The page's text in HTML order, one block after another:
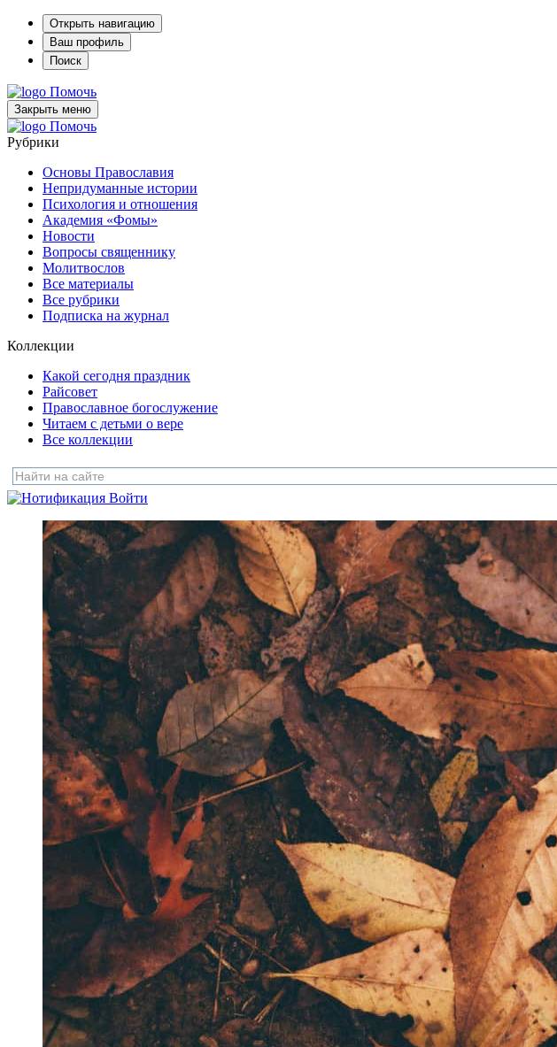
Открыть навигацию
Ваш профиль
Поиск
Помочь
Закрыть меню
Помочь
Рубрики
Основы Православия
Непридуманные истории
Психология и отношения
Академия «Фомы»
Новости
Вопросы священнику
Молитвослов
Все материалы
Все рубрики
Подписка на журнал
Коллекции
Какой сегодня праздник
Райсовет
Православное богослужение
Читаем с детьми о вере
Все коллекции
Войти